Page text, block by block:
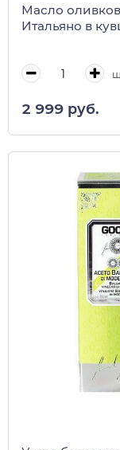
Масло
Итальяно в
2 999 руб.